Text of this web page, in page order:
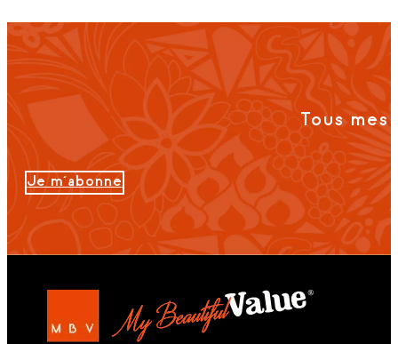
Tous
Je m'abonne